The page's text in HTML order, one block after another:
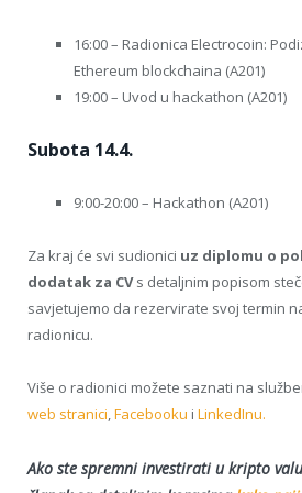
16:00 – Radionica Electrocoin:
Ethereum blockchaina (A201)
19:00 – Uvod u hackathon (A201)
Subota 14.4.
9:00-20:00 – Hackathon (A201)
Za kraj će svi sudionici uz diplomu o
dodatak za CVs detaljnim popisom
savjetujemo da rezervirate svoj termin
radionicu.
Više o radionici možete saznati na
web stranici,Facebooku i LinkedInu.
Ako ste spremni investirati u kripto